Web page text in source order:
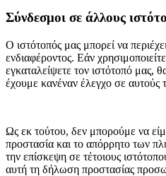
Σύνδεσμοι σε άλλους
Ο ιστότοπός μας μπορεί να
ενδιαφέροντος. Εάν
εγκαταλείψετε τον ιστότοπό μας,
έχουμε κανέναν έλεγχο σε αυτούς
Ως εκ τούτου, δεν μπορούμε να
προστασία και το απόρρητο των
την επίσκεψη σε τέτοιους
αυτή τη δήλωση προστασίας